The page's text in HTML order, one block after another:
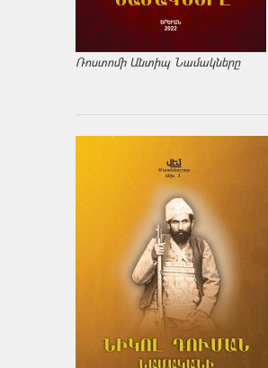
Ռոստոմի Անտիպ Նամակները